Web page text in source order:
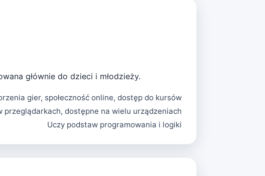
głównie do dzieci i młodzieży.
gier, społeczność online, dostęp do kursów
przeglądarkach, dostępne na wielu urządzeniach
Uczy podstaw programowania i logiki